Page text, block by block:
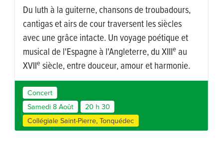
siècles
et
eau
harmonie.
Noz, album salué aux Prizioù 2023.
Mercredi 12 Août
Église Notre-Dame-de-la-Merci, Trémel